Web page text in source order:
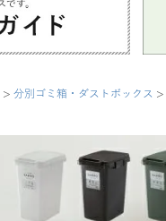
分別ゴミ箱・ダストボックス